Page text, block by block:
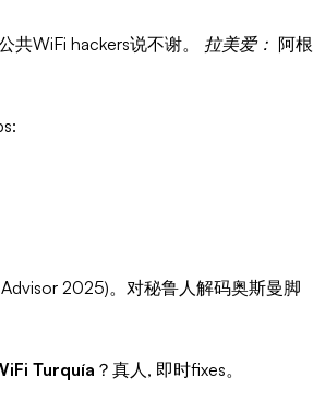
共WiFi hackers说不谢。 拉美爱： 阿根
2025)。对秘鲁人解码奥斯曼脚
Turquía ？真人, 即时fixes。